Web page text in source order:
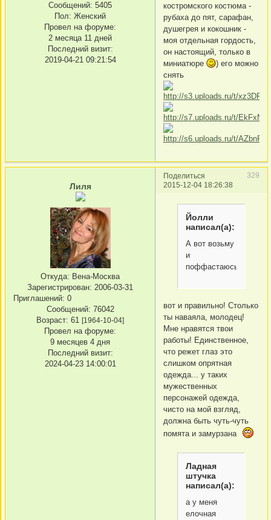
Сообщений: 5405
Пол: Женский
Провел на форуме:
2 месяца 11 дней
Последний визит:
2019-04-21 09:21:54
костромского костюма -
рубаха до пят, сарафан,
душегрея и кокошник -
моя отдельная гордость,
он настоящий, только в
миниатюре
) его можно
снять
Поделиться
329
2015-12-04 18:26:38
Лиля
Откуда: Вена-Москва
Зарегистрирован: 2006-03-31
Приглашений: 0
Сообщений: 76042
Возраст: 61 [1964-10-04]
Провел на форуме:
9 месяцев 4 дня
Последний визит:
2024-04-23 14:00:01
Йолли
написал(а):
А вот возьму
и
поффастаюсь
вот и правильно! Столько
ты наваяла, молодец!
Мне нравятся твои
работы! Единственное,
что режет глаз это
слишком опрятная
одежда... у таких
мужественных
персонажей одежда,
чисто на мой взгляд,
должна быть чуть-чуть
помята и замурзана
Ладная
штучка
написал(а):
а у меня
елочная